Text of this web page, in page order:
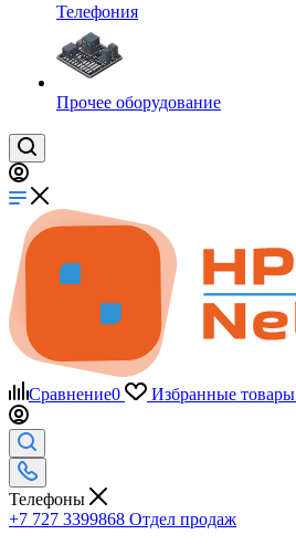
Телефония
Прочее оборудование
Сравнение0 Избранные товары
Телефоны
+7 727 3399868 Отдел продаж